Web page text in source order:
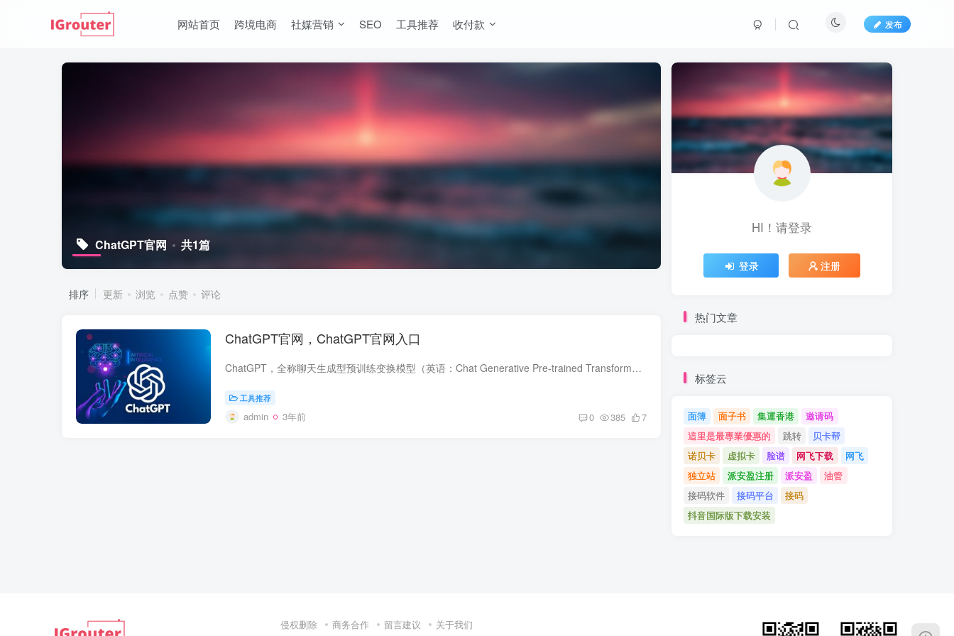
网站首页 跨境电商 社媒营销 SEO 工具推荐 收付款 发布
ChatGPT官网 共1篇
排序 更新 浏览 点赞 评论
ChatGPT官网，ChatGPT官网入口
ChatGPT，全称聊天生成型预训练变换模型（英语：Chat Generative Pre-trained Transformer），是OpenAI开发的人工智能聊天机器人程序，于2022年11月推出。该程序使用基于GPT-3.5架构的大型语言...
工具推荐
admin 3年前 0 385 7
HI！请登录
登录 注册
热门文章
标签云
面簿 面子书 集運香港
邀请码
這里是最專業優惠的
跳转
贝卡帮
诺贝卡
虚拟卡 脸谱 网飞下载
网飞
独立站
派安盈注册 派安盈
油管
接码软件
接码平台
接码
抖音国际版下载安装
侵权删除 商务合作 留言建议 关于我们